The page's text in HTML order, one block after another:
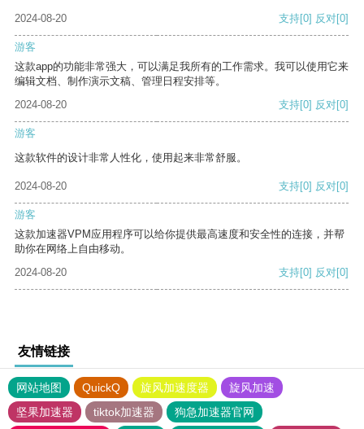
2024-08-20 支持[0] 反对[0]
游客
这款app的功能非常强大，可以满足我所有的工作需求。我可以使用它来
编辑文档、制作演示文稿、管理日程安排等。
2024-08-20
支持[0] 反对[0]
游客
这款软件的设计非常人性化，使用起来非常舒服。
2024-08-20 支持[0] 反对[0]
游客
这款加速器VPM应用程序可以给你提供最高速度和安全性的连接，并帮
助你在网络上自由移动。
2024-08-20
支持[0] 反对[0]
友情链接
网站地图 QuickQ 旋风加速度器
旋风加速
坚果加速器
tiktok加速器
狗急加速器官网